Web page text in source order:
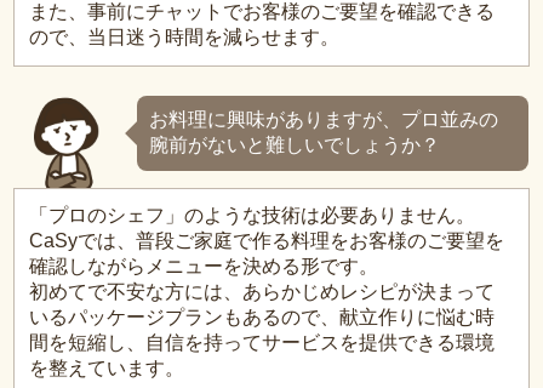
また、事前にチャットでお客様のご要望を確認できる
ので、当日迷う時間を減らせます。
お料理に興味がありますが、プロ並みの
腕前がないと難しいでしょうか？
「プロのシェフ」のような技術は必要ありません。
CaSyでは、普段ご家庭で作る料理をお客様のご要望を
確認しながらメニューを決める形です。
初めてで不安な方には、あらかじめレシピが決まって
いるパッケージプランもあるので、献立作りに悩む時
間を短縮し、自信を持ってサービスを提供できる環境
を整えています。